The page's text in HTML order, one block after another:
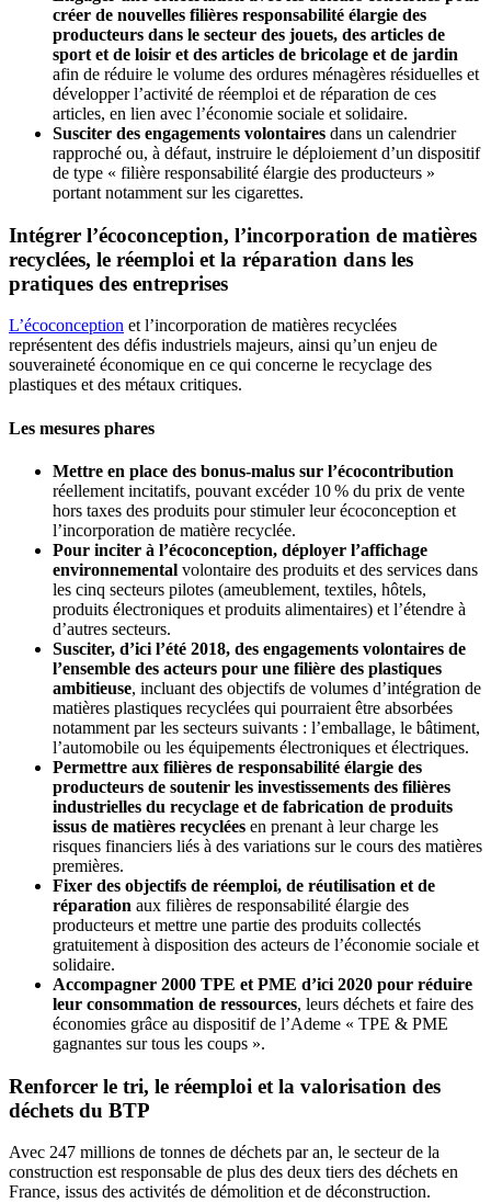
créer de nouvelles filières responsabilité élargie des
producteurs dans le secteur des jouets, des articles de
sport et de loisir et des articles de bricolage et de jardin
afin de réduire le volume des ordures ménagères résiduelles et
développer l’activité de réemploi et de réparation de ces
articles, en lien avec l’économie sociale et solidaire.
Susciter des engagements volontaires dans un calendrier
rapproché ou, à défaut, instruire le déploiement d’un dispositif
de type « filière responsabilité élargie des producteurs »
portant notamment sur les cigarettes.
Intégrer l’écoconception, l’incorporation de matières
recyclées, le réemploi et la réparation dans les
pratiques des entreprises
L’écoconception et l’incorporation de matières recyclées
représentent des défis industriels majeurs, ainsi qu’un enjeu de
souveraineté économique en ce qui concerne le recyclage des
plastiques et des métaux critiques.
Les mesures phares
Mettre en place des bonus-malus sur l’écocontribution
réellement incitatifs, pouvant excéder 10 % du prix de vente
hors taxes des produits pour stimuler leur écoconception et
l’incorporation de matière recyclée.
Pour inciter à l’écoconception, déployer l’affichage
environnemental volontaire des produits et des services dans
les cinq secteurs pilotes (ameublement, textiles, hôtels,
produits électroniques et produits alimentaires) et l’étendre à
d’autres secteurs.
Susciter, d’ici l’été 2018, des engagements volontaires de
l’ensemble des acteurs pour une filière des plastiques
ambitieuse, incluant des objectifs de volumes d’intégration de
matières plastiques recyclées qui pourraient être absorbées
notamment par les secteurs suivants : l’emballage, le bâtiment,
l’automobile ou les équipements électroniques et électriques.
Permettre aux filières de responsabilité élargie des
producteurs de soutenir les investissements des filières
industrielles du recyclage et de fabrication de produits
issus de matières recyclées en prenant à leur charge les
risques financiers liés à des variations sur le cours des matières
premières.
Fixer des objectifs de réemploi, de réutilisation et de
réparation aux filières de responsabilité élargie des
producteurs et mettre une partie des produits collectés
gratuitement à disposition des acteurs de l’économie sociale et
solidaire.
Accompagner 2000 TPE et PME d’ici 2020 pour réduire
leur consommation de ressources, leurs déchets et faire des
économies grâce au dispositif de l’Ademe « TPE & PME
gagnantes sur tous les coups ».
Renforcer le tri, le réemploi et la valorisation des
déchets du BTP
Avec 247 millions de tonnes de déchets par an, le secteur de la
construction est responsable de plus des deux tiers des déchets en
France, issus des activités de démolition et de déconstruction.